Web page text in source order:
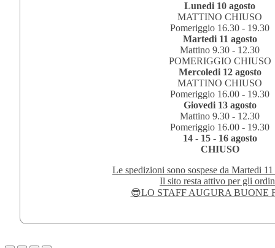
Lunedi 10 agosto
MATTINO CHIUSO
Pomeriggio 16.30 - 19.30
Martedi 11 agosto
Mattino 9.30 - 12.30
POMERIGGIO CHIUSO
Mercoledi 12 agosto
MATTINO CHIUSO
Pomeriggio 16.00 - 19.30
Giovedi 13 agosto
Mattino 9.30 - 12.30
Pomeriggio 16.00 - 19.30
14 - 15 - 16 agosto
CHIUSO
Le spedizioni sono sospese da Martedi
Il sito resta attivo per gli
😎LO STAFF AUGURA BUONE